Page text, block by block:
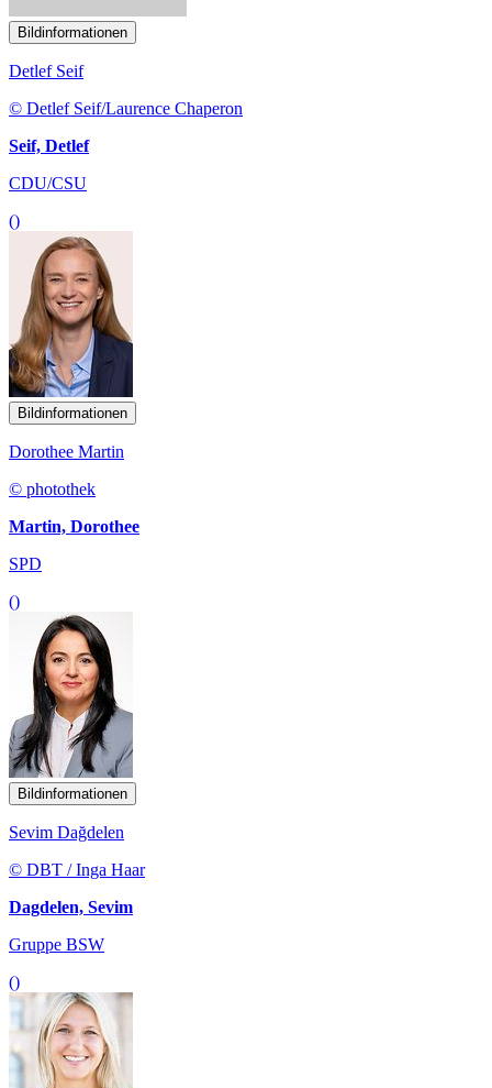
Bildinformationen
Detlef Seif
© Detlef Seif/Laurence Chaperon
Seif, Detlef
CDU/CSU
()
Bildinformationen
Dorothee Martin
© photothek
Martin, Dorothee
SPD
()
Bildinformationen
Sevim Dağdelen
© DBT / Inga Haar
Dagdelen, Sevim
Gruppe BSW
()